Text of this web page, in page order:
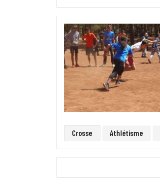
Crosse Athlétisme